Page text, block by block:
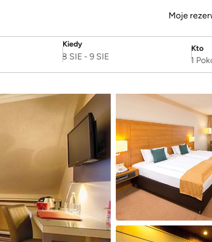
Moje
Kiedy
SelectDate
8 SIE - 9 SIE
Kto
1